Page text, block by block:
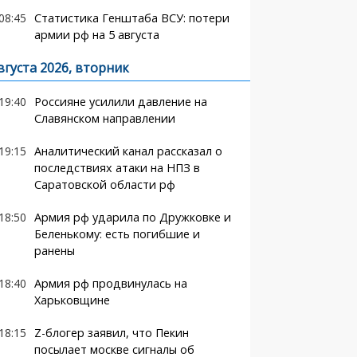
Статистика Генштаба ВСУ: потери
армии рф на 5 августа
2026, вторник
Россияне усилили давление на
Славянском направлении
Аналитический канал рассказал о
последствиях атаки на НПЗ в
Саратовской области рф
Армия рф ударила по Дружковке и
Беленькому: есть погибшие и
ранены
Армия рф продвинулась на
Харьковщине
Z-блогер заявил, что Пекин
посылает москве сигналы об